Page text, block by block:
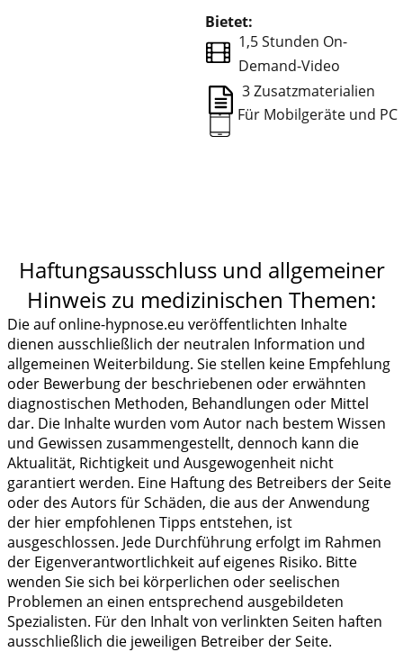
Bietet:
1,5 Stunden On-
Demand-Video
3 Zusatzmaterialien
Für Mobilgeräte und
Haftungsausschluss und allgemeiner
Hinweis zu medizinischen Themen:
Die auf online-hypnose.eu veröffentlichten Inhalte
dienen ausschließlich der neutralen Information und
allgemeinen Weiterbildung. Sie stellen keine Empfehlung
oder Bewerbung der beschriebenen oder erwähnten
diagnostischen Methoden, Behandlungen oder Mittel
dar. Die Inhalte wurden vom Autor nach bestem Wissen
und Gewissen zusammengestellt, dennoch kann die
Aktualität, Richtigkeit und Ausgewogenheit nicht
garantiert werden. Eine Haftung des Betreibers der Seite
oder des Autors für Schäden, die aus der Anwendung
der hier empfohlenen Tipps entstehen, ist
ausgeschlossen. Jede Durchführung erfolgt im Rahmen
der Eigenverantwortlichkeit auf eigenes Risiko. Bitte
wenden Sie sich bei körperlichen oder seelischen
Problemen an einen entsprechend ausgebildeten
Spezialisten. Für den Inhalt von verlinkten Seiten haften
ausschließlich die jeweiligen Betreiber der Seite.